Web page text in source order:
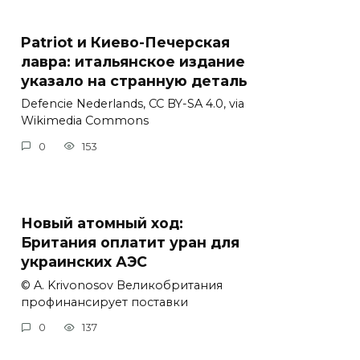
Patriot и Киево-Печерская
лавра: итальянское издание
указало на странную деталь
Defencie Nederlands, CC BY-SA 4.0, via
Wikimedia Commons
0 153
Новый атомный ход:
Британия оплатит уран для
украинских АЭС
© A. Krivonosov Великобритания
профинансирует поставки
0 137